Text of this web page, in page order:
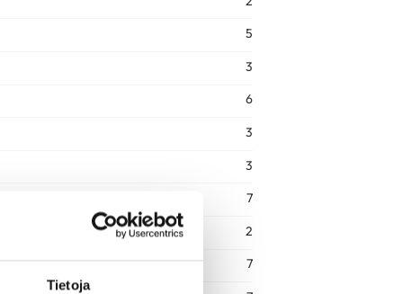
Tietoja
5
3
6
3
3
7
2
7